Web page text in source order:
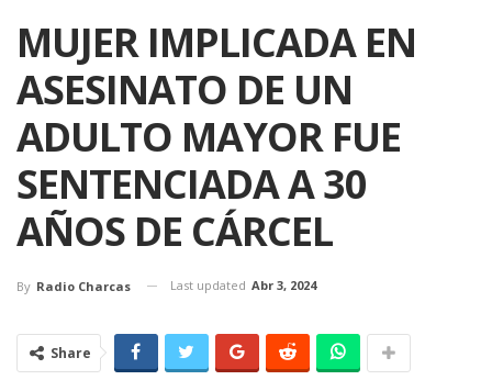
MUJER IMPLICADA EN
ASESINATO DE UN
ADULTO MAYOR FUE
SENTENCIADA A 30
AÑOS DE CÁRCEL
By Radio Charcas Last updated Abr 3, 2024
Share